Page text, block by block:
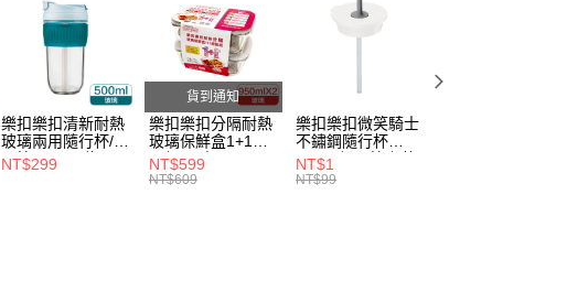
無法說明評估內容。
【繳款方式說明】
1.分期款項不併入電信帳單，「大哥付你分期」於每月結算日後寄送繳費提
醒簡訊。
2.透過簡訊連結打開帳單後，可選擇「超商條碼／台灣大直營門市／銀行轉
帳／街口支付／iPASS MONEY」等通路繳費。
【注意事項】
1.本服務係由「台灣大哥大股份有限公司」（以下簡稱本公司）所提供，讓
用戶於交易時，得透過本服務購買商品或服務，並由商店將買賣／分期付
每筆NT$80，滿NT$888(含以上)免運費
付款後7-11取貨
每筆NT$80，滿NT$888(含以上)免運費
宅配
每筆NT$120，滿NT$1,000(含以上)免運費
樂扣樂扣清新耐熱
玻璃兩用隨行杯/附
吸管/500ml/綠
(LLG699DGRN)
NT$299
貨到通知
樂扣樂扣分隔耐熱
玻璃保鮮盒1+1絕
配組/長方
形/950ml(LLG445
NT$599
NT$609
樂扣樂扣微笑騎士
不鏽鋼隨行杯
540ml細吸管上蓋
(不含提把及濾網)/
NT$1
NT$99